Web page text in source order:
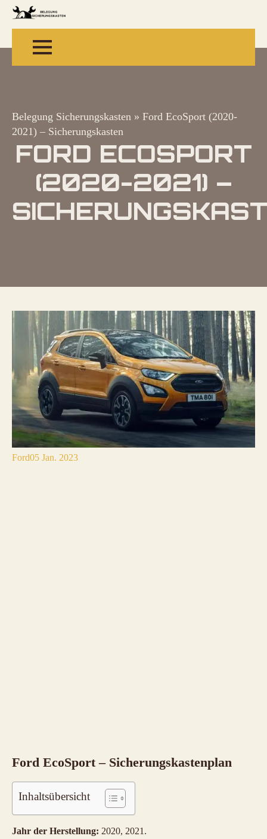
Belegung Sicherungskasten » Ford EcoSport (2020-
2021) – Sicherungskasten
FORD ECOSPORT
(2020-2021) –
Ford05 Jan. 2023
Ford EcoSport – Sicherungskastenplan
Inhaltsübersicht
Jahr der Herstellung: 2020, 2021.